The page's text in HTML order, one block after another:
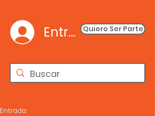
EntrarQuiero Ser Parte
Entrada